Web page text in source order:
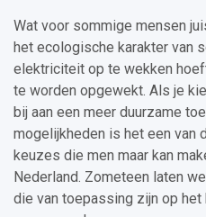
Wat voor sommige mensen
het ecologische karakter van
elektriciteit op te wekken
te worden opgewekt. Als je
bij aan een meer duurzame
mogelijkheden is het een van
keuzes die men maar kan
Nederland. Zometeen laten
die van toepassing zijn op